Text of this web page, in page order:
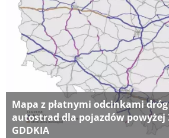
Mapa z płatnymi odcinkami
autostrad dla pojazdów powyżej
GDDKIA